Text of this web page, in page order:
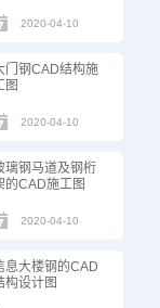
2020-04-10
门钢CAD结构施
图
2020-04-10
璃钢马道及钢桁
的CAD施工图
2020-04-10
息大楼钢的CAD
构设计图